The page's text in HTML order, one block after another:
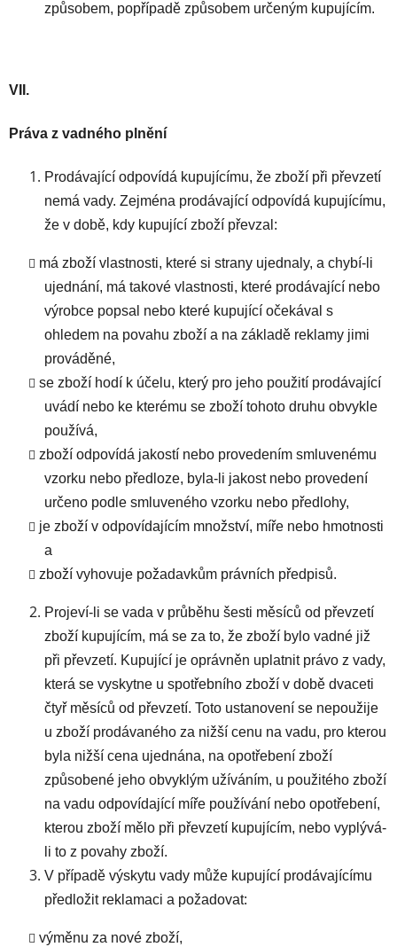
způsobem, popřípadě způsobem určeným kupujícím.
VII.
Práva z vadného plnění
Prodávající odpovídá kupujícímu, že zboží při převzetí
nemá vady. Zejména prodávající odpovídá kupujícímu,
že v době, kdy kupující zboží převzal:
má zboží vlastnosti, které si strany ujednaly, a chybí-li
ujednání, má takové vlastnosti, které prodávající nebo
výrobce popsal nebo které kupující očekával s
ohledem na povahu zboží a na základě reklamy jimi
prováděné,
se zboží hodí k účelu, který pro jeho použití prodávající
uvádí nebo ke kterému se zboží tohoto druhu obvykle
používá,
zboží odpovídá jakostí nebo provedením smluvenému
vzorku nebo předloze, byla-li jakost nebo provedení
určeno podle smluveného vzorku nebo předlohy,
je zboží v odpovídajícím množství, míře nebo hmotnosti
a
zboží vyhovuje požadavkům právních předpisů.
Projeví-li se vada v průběhu šesti měsíců od převzetí
zboží kupujícím, má se za to, že zboží bylo vadné již
při převzetí. Kupující je oprávněn uplatnit právo z vady,
která se vyskytne u spotřebního zboží v době dvaceti
čtyř měsíců od převzetí. Toto ustanovení se nepoužije
u zboží prodávaného za nižší cenu na vadu, pro kterou
byla nižší cena ujednána, na opotřebení zboží
způsobené jeho obvyklým užíváním, u použitého zboží
na vadu odpovídající míře používání nebo opotřebení,
kterou zboží mělo při převzetí kupujícím, nebo vyplývá-
li to z povahy zboží.
V případě výskytu vady může kupující prodávajícímu
předložit reklamaci a požadovat:
výměnu za nové zboží,